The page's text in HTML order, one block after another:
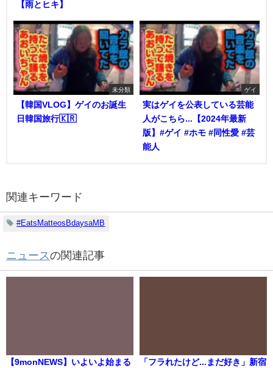
【雨とヒキ】
未分類
【韓国VLOG】ゲイのお誕生
日韓国旅行🇰🇷
ゲイ
実はゲイを公表している芸能
人がこちら...【2024年最新
版】#ゲイ #ホモ #同性愛 #芸
能人
関連キーワード
#EatsMatteosBdaysaMB
ニュースの関連記事
【9monNEWS】いよいよ始まる
「フラれたけど...まだ好き」新宿